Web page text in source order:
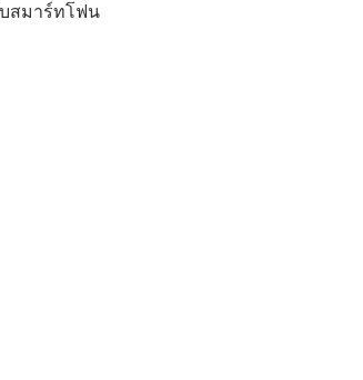
บสมาร์ทโฟน